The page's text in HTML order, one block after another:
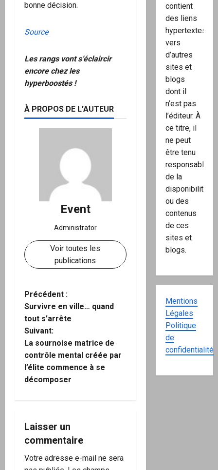
bonne décision.
Source
Les rangs vont s’éclaircir
encore chez les
hyperboostés !
À PROPOS DE L'AUTEUR
Event
Administrator
Voir toutes les
publications
N
a
v
i
g
t
i
o
Précédent :
Survivre en ville… quand
tout s’arrête
Suivant:
La sournoise matrice de
contrôle mental créée par
l’élite commence à se
décomposer
Laisser un
commentaire
Votre adresse e-mail ne sera
contient
des liens
hypertextes
vers
d’autres
sites et
blogs
dont il
n’est pas
l’éditeur. À
ce titre, il
ne peut
être tenu
responsable
de la
disponibilité
ou des
contenus
de ces
sites et
blogs.
Mentions
Légales
Politique
de
confidentialité